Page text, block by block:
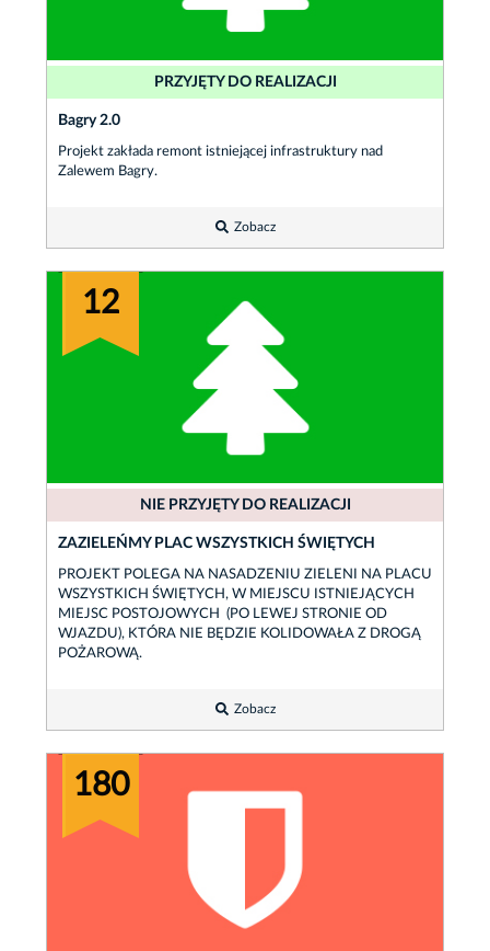
PRZYJĘTY DO REALIZACJI
Bagry 2.0
Projekt zakłada remont istniejącej infrastruktury nad
Zalewem Bagry.
Zobacz
12
NIE PRZYJĘTY DO REALIZACJI
ZAZIELEŃMY PLAC WSZYSTKICH ŚWIĘTYCH
PROJEKT POLEGA NA NASADZENIU ZIELENI NA PLACU
WSZYSTKICH ŚWIĘTYCH, W MIEJSCU ISTNIEJĄCYCH
MIEJSC POSTOJOWYCH (PO LEWEJ STRONIE OD
WJAZDU), KTÓRA NIE BĘDZIE KOLIDOWAŁA Z DROGĄ
POŻAROWĄ.
Zobacz
180